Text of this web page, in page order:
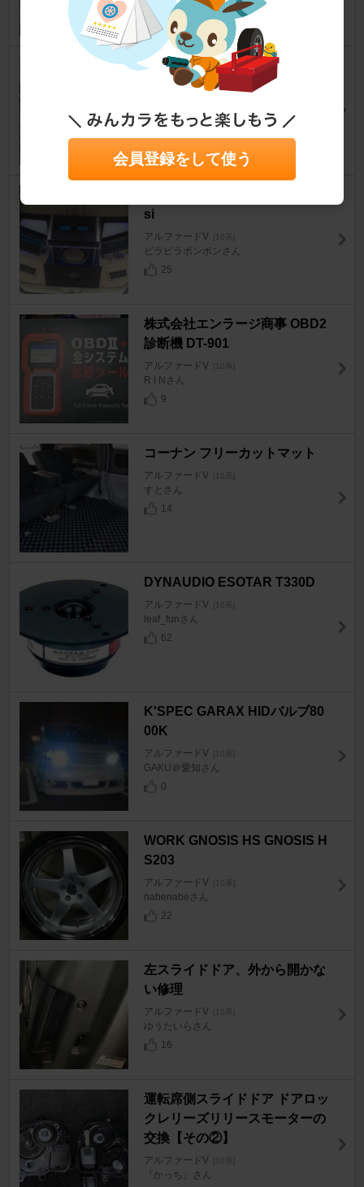
ﾛｸｻｰﾆ ﾃﾝﾍﾟｽﾄ ﾌﾛﾝﾄ8J+38 ﾘｱ9J+3
GeMiNa-PaPaさん
0
si
アルファードV [10系]
ビラビラボンボンさん
25
株式会社エンラージ商事 OBD2
診断機 DT-901
アルファードV [10系]
R I Nさん
9
コーナン フリーカットマット
アルファードV [10系]
すとさん
14
DYNAUDIO ESOTAR T330D
アルファードV [10系]
leaf_funさん
62
K'SPEC GARAX HIDバルブ80
00K
アルファードV [10系]
GAKU＠愛知さん
0
WORK GNOSIS HS GNOSIS H
S203
アルファードV [10系]
nabenabeさん
22
左スライドドア、外から開かな
い修理
アルファードV [10系]
ゆうたいらさん
16
運転席側スライドドア ドアロッ
クレリーズリリースモーターの
交換【その②】
アルファードV [10系]
『かっち』さん
会員登録をして使う